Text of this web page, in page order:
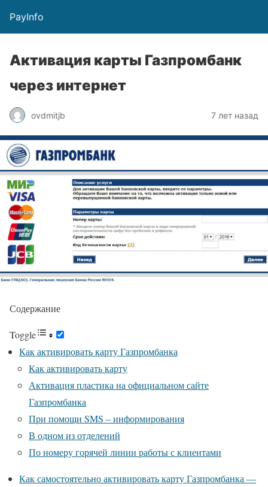
PayInfo
Активация карты Газпромбанк
через интернет
ovdmitjb 7 лет назад
Содержание
Toggle
Как активировать карту Газпромбанка
Как активировать карту
Активация пластика на официальном сайте
Газпромбанка
При помощи SMS – информирования
В одном из отделений
По номеру горячей линии работы с клиентами
Как самостоятельно активировать карту Газпромбанка —